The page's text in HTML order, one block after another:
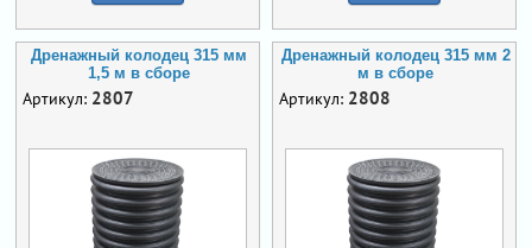
Дренажный колодец 315 мм
1,5 м в сборе
Артикул: 2807
Дренажный колодец 315 мм 2
м в сборе
Артикул: 2808